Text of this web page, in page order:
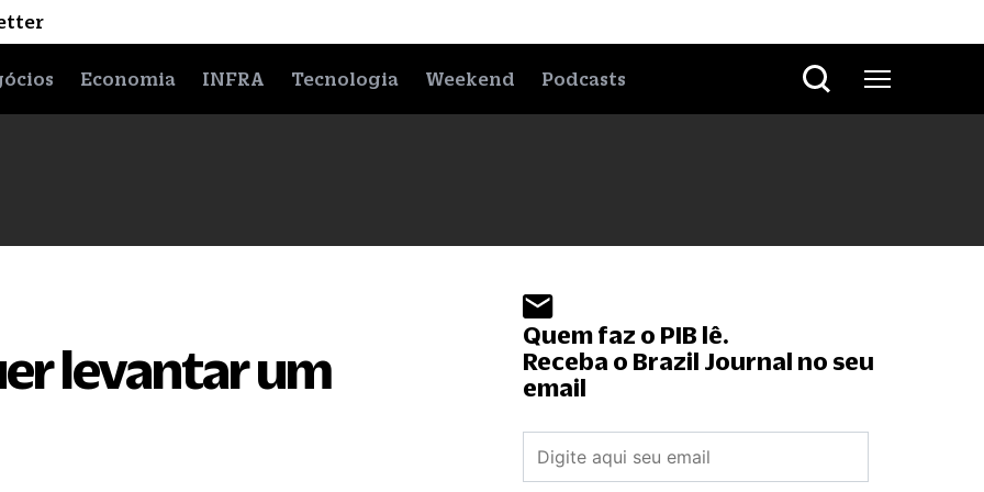
Economia INFRA Tecnologia Weekend Podcasts
levantar um
Quem faz o PIB lê.
Receba o Brazil Journal no seu
email